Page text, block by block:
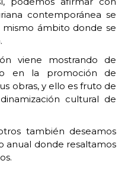
contemporánea se
ámbito donde se
viene mostrando de
en la promoción de
obras, y ello es fruto de
cultural de
también deseamos
anual donde resaltamos